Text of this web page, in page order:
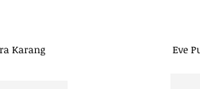
Karang Eve